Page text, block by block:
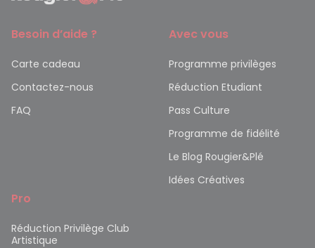
Besoin d’aide ?
Carte cadeau
Contactez-nous
FAQ
Avec vous
Programme privilèges
Réduction Etudiant
Pass Culture
Programme de fidélité
Le Blog Rougier&Plé
Idées Créatives
Pro
Réduction Privilège Club
Artistique